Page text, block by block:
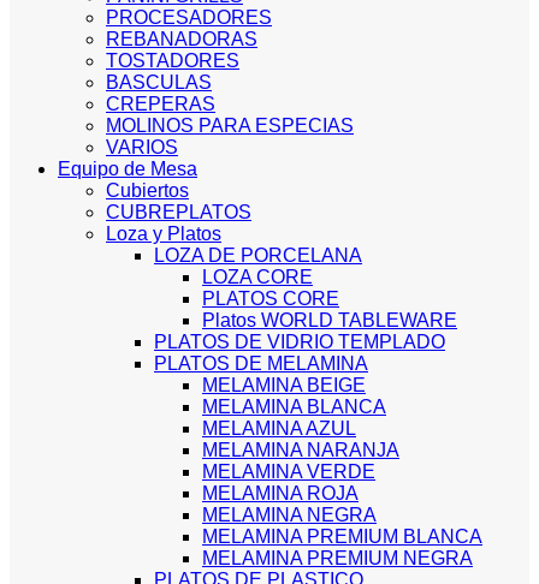
PROCESADORES
REBANADORAS
TOSTADORES
BASCULAS
CREPERAS
MOLINOS PARA ESPECIAS
VARIOS
Equipo de Mesa
Cubiertos
CUBREPLATOS
Loza y Platos
LOZA DE PORCELANA
LOZA CORE
PLATOS CORE
Platos WORLD TABLEWARE
PLATOS DE VIDRIO TEMPLADO
PLATOS DE MELAMINA
MELAMINA BEIGE
MELAMINA BLANCA
MELAMINA AZUL
MELAMINA NARANJA
MELAMINA VERDE
MELAMINA ROJA
MELAMINA NEGRA
MELAMINA PREMIUM BLANCA
MELAMINA PREMIUM NEGRA
PLATOS DE PLASTICO